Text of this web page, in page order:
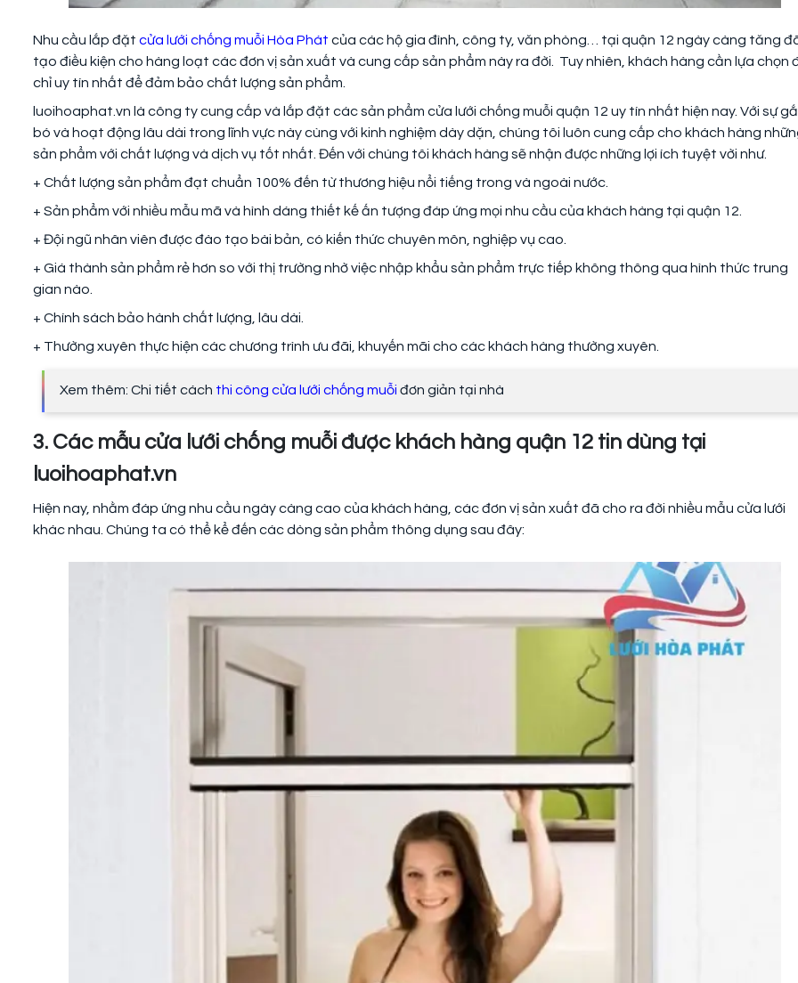
Nhu cầu lắp đặt cửa lưới chống muỗi Hòa Phát của các hộ gia đình, công ty, văn phòng… tại quận 12 ngày càng tăng
tạo điều kiện cho hàng loạt các đơn vị sản xuất và cung cấp sản phẩm này ra đời. Tuy nhiên, khách hàng cần lựa chọn
chỉ uy tín nhất để đảm bảo chất lượng sản phẩm.
luoihoaphat.vn là công ty cung cấp và lắp đặt các sản phẩm cửa lưới chống muỗi quận 12 uy tín nhất hiện nay. Với sự
bó và hoạt động lâu dài trong lĩnh vực này cùng với kinh nghiệm dày dặn, chúng tôi luôn cung cấp cho khách hàng
sản phẩm với chất lượng và dịch vụ tốt nhất. Đến với chúng tôi khách hàng sẽ nhận được những lợi ích tuyệt vời như.
+ Chất lượng sản phẩm đạt chuẩn 100% đến từ thương hiệu nổi tiếng trong và ngoài nước.
+ Sản phẩm với nhiều mẫu mã và hình dáng thiết kế ấn tượng đáp ứng mọi nhu cầu của khách hàng tại quận 12.
+ Đội ngũ nhân viên được đào tạo bài bản, có kiến thức chuyên môn, nghiệp vụ cao.
+ Giá thành sản phẩm rẻ hơn so với thị trường nhờ việc nhập khẩu sản phẩm trực tiếp không thông qua hình thức trung
gian nào.
+ Chính sách bảo hành chất lượng, lâu dài.
+ Thường xuyên thực hiện các chương trình ưu đãi, khuyến mãi cho các khách hàng thường xuyên.
Xem thêm: Chi tiết cách thi công cửa lưới chống muỗi đơn giản tại nhà
3. Các mẫu cửa lưới chống muỗi được khách hàng quận 12 tin dùng tại
luoihoaphat.vn
Hiện nay, nhằm đáp ứng nhu cầu ngày càng cao của khách hàng, các đơn vị sản xuất đã cho ra đời nhiều mẫu cửa lưới
khác nhau. Chúng ta có thể kể đến các dòng sản phẩm thông dụng sau đây: